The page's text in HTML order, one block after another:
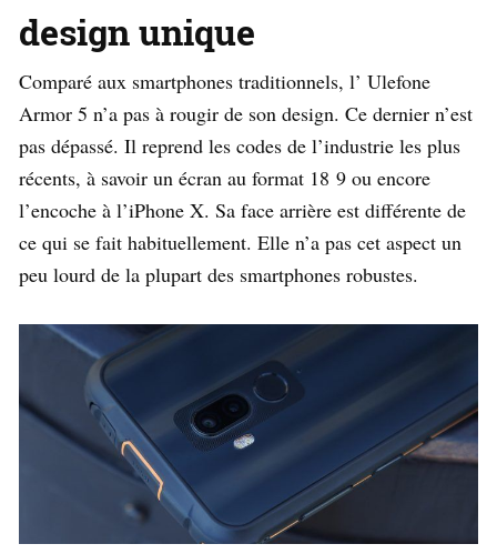
design unique
Comparé aux smartphones traditionnels, l’ Ulefone
Armor 5 n’a pas à rougir de son design. Ce dernier n’est
pas dépassé. Il reprend les codes de l’industrie les plus
récents, à savoir un écran au format 18 9 ou encore
l’encoche à l’iPhone X. Sa face arrière est différente de
ce qui se fait habituellement. Elle n’a pas cet aspect un
peu lourd de la plupart des smartphones robustes.